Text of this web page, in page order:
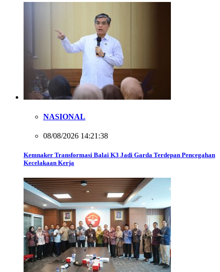
NASIONAL
08/08/2026 14:21:38
Kemnaker Transformasi Balai K3 Jadi Garda Terdepan Pencegahan
Kecelakaan Kerja